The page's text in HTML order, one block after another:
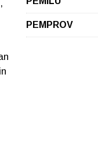
PEMPROV